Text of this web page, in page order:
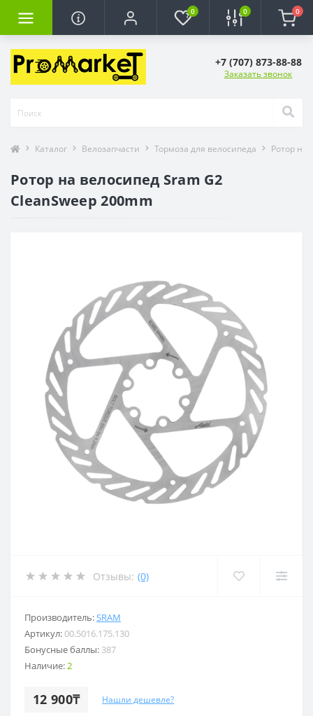
0 0 0
+7 (707) 873-88-88
Заказать звонок
Каталог Велозапчасти Тормоза для велосипеда Ротор на
Ротор на велосипед Sram G2
CleanSweep 200mm
Отзывы: (0)
Производитель:SRAM
Артикул:00.5016.175.130
Бонусные баллы: 387
Наличие:2
12 900₸ Нашли дешевле?